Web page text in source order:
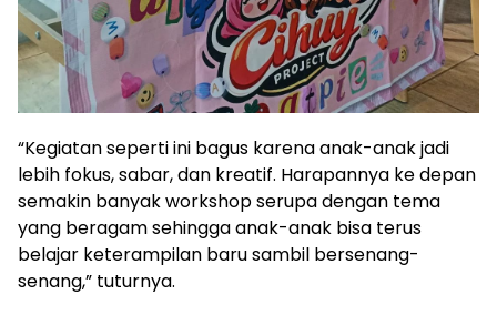
“Kegiatan seperti ini bagus karena anak-anak jadi
lebih fokus, sabar, dan kreatif. Harapannya ke depan
semakin banyak workshop serupa dengan tema
yang beragam sehingga anak-anak bisa terus
belajar keterampilan baru sambil bersenang-
senang,” tuturnya.